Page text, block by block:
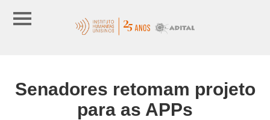
Senadores retomam projeto
para as APPs